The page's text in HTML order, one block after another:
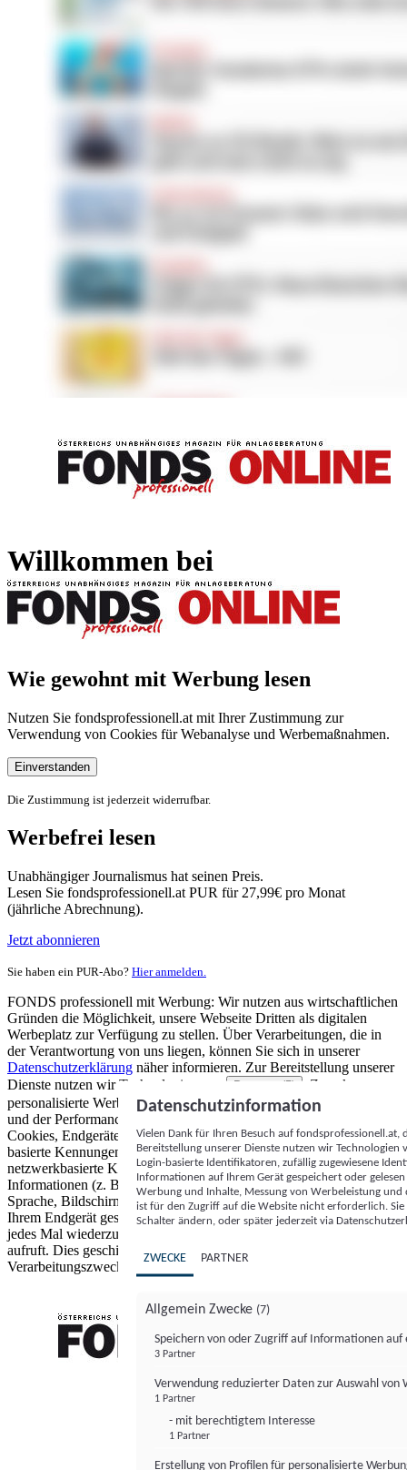
Willkommen bei
Wie gewohnt mit Werbung lesen
Nutzen Sie fondsprofessionell.at mit Ihrer Zustimmung zur
Verwendung von Cookies für Webanalyse und Werbemaßnahmen.
Einverstanden
Die Zustimmung ist jederzeit widerrufbar.
Werbefrei lesen
Unabhängiger Journalismus hat seinen Preis.
Lesen Sie fondsprofessionell.at PUR für 27,99€ pro Monat
(jährliche Abrechnung).
Jetzt abonnieren
Sie haben ein PUR-Abo? Hier anmelden.
FONDS professionell mit Werbung: Wir nutzen aus wirtschaftlichen
Gründen die Möglichkeit, unsere Webseite Dritten als digitalen
Werbeplatz zur Verfügung zu stellen. Über Verarbeitungen, die in
der Verantwortung von uns liegen, können Sie sich in unserer
Datenschutzerklärung näher informieren. Zur Bereitstellung unserer
Dienste nutzen wir Technologien von
Partnern (5)
. Zwecke:
personalisierte Werbung und Inhalte, Messung von Werbeleistung
und der Performance von Inhalten sowie Zielgruppenforschung.
Cookies, Endgeräte- oder ähnliche Online-Kennungen (z. B. login-
basierte Kennungen, zufällig generierte Kennungen,
netzwerkbasierte Kennungen) können zusammen mit anderen
Informationen (z. B. Browsertyp und Browserinformationen,
Sprache, Bildschirmgröße, unterstützte Technologien usw.) auf
Ihrem Endgerät gespeichert oder von dort ausgelesen werden, um es
jedes Mal wiederzuerkennen, wenn es eine App oder einer Webseite
aufruft. Dies geschieht für einen oder mehrere der hier aufgeführten
Verarbeitungszwecke.
Datenschutzinformation
Vielen Dank für Ihren Besuch auf
Bereitstellung unserer Dienste nutzen wir Technologien
Login-basierte Identifikatoren, zufällig zugewiesene
Informationen auf Ihrem Gerät gespeichert oder
Werbung und Inhalte, Messung von Werbeleistung
ist für den Zugriff auf die Website nicht erforderlich.
Schalter ändern, oder später jederzeit via
ZWECKE PARTNER
Allgemein Zwecke (7)
Speichern von oder Zugriff auf Informationen auf
3 Partner
Verwendung reduzierter Daten zur Auswahl von
1 Partner
- mit berechtigtem Interesse
1 Partner
Erstellung von Profilen für personalisierte
FONDS professionell